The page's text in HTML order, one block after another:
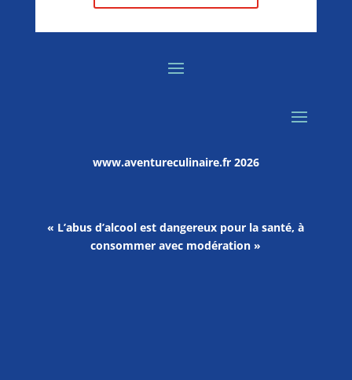
www.aventureculinaire.fr2026
« L’abus d’alcool est dangereux pour la santé, à
consommer avec modération »